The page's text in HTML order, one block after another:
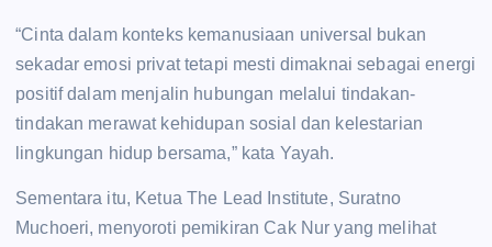
“Cinta dalam konteks kemanusiaan universal bukan
sekadar emosi privat tetapi mesti dimaknai sebagai energi
positif dalam menjalin hubungan melalui tindakan-
tindakan merawat kehidupan sosial dan kelestarian
lingkungan hidup bersama,” kata Yayah.
Sementara itu, Ketua The Lead Institute, Suratno
Muchoeri, menyoroti pemikiran Cak Nur yang melihat